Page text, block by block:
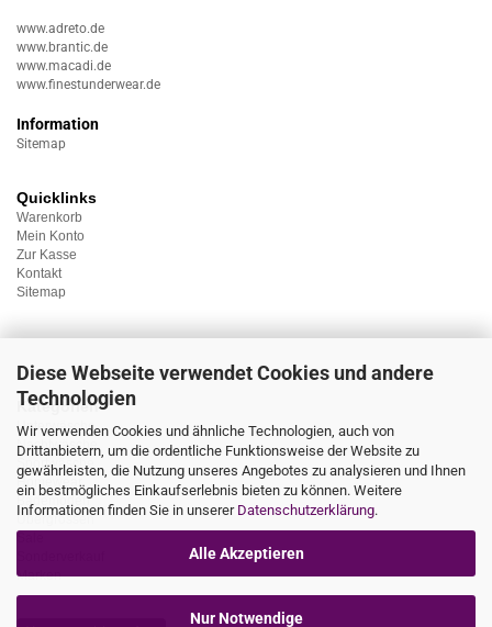
Diese Webseite verwendet Cookies und andere
Technologien
Wir verwenden Cookies und ähnliche Technologien, auch von
Drittanbietern, um die ordentliche Funktionsweise der Website zu
gewährleisten, die Nutzung unseres Angebotes zu analysieren und Ihnen
ein bestmögliches Einkaufserlebnis bieten zu können. Weitere
Informationen finden Sie in unserer Datenschutzerklärung.
Alle Akzeptieren
Nur Notwendige
www.adreto.de
www.brantic.de
www.macadi.de
www.finestunderwear.de
Information
Sitemap
Quicklinks
Warenkorb
Mein Konto
Zur Kasse
Kontakt
Sitemap
Kategorien
Unterwäsche
Nachtwäsche
Sportwäsche
Homewear
Bademoden
Übergrössen
Marken